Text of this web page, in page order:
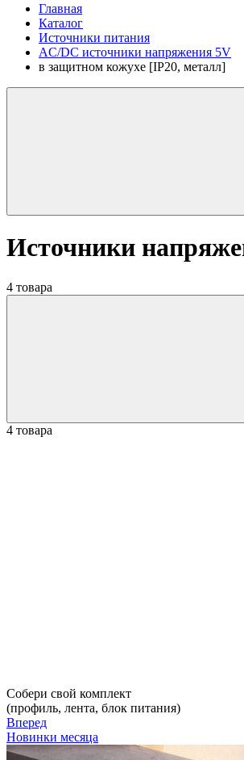
Главная
Каталог
Источники питания
AC/DC источники напряжения 5V
в защитном кожухе [IP20, металл]
Источники
4 товара
4 товара
Собери свой комплект
(профиль, лента, блок питания)
Вперед
Новинки месяца